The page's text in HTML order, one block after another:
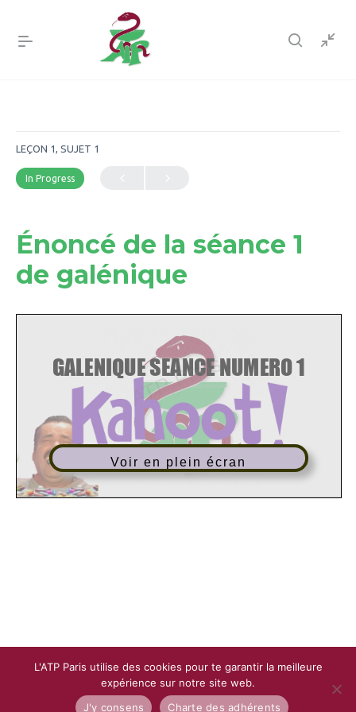
LEÇON 1, SUJET 1
In Progress
Énoncé de la séance 1
de galénique
Voir en plein écran
L'ATP Paris utilise des cookies pour te garantir la meilleure
expérience sur notre site web.
J'y consens
Charte des adhérents